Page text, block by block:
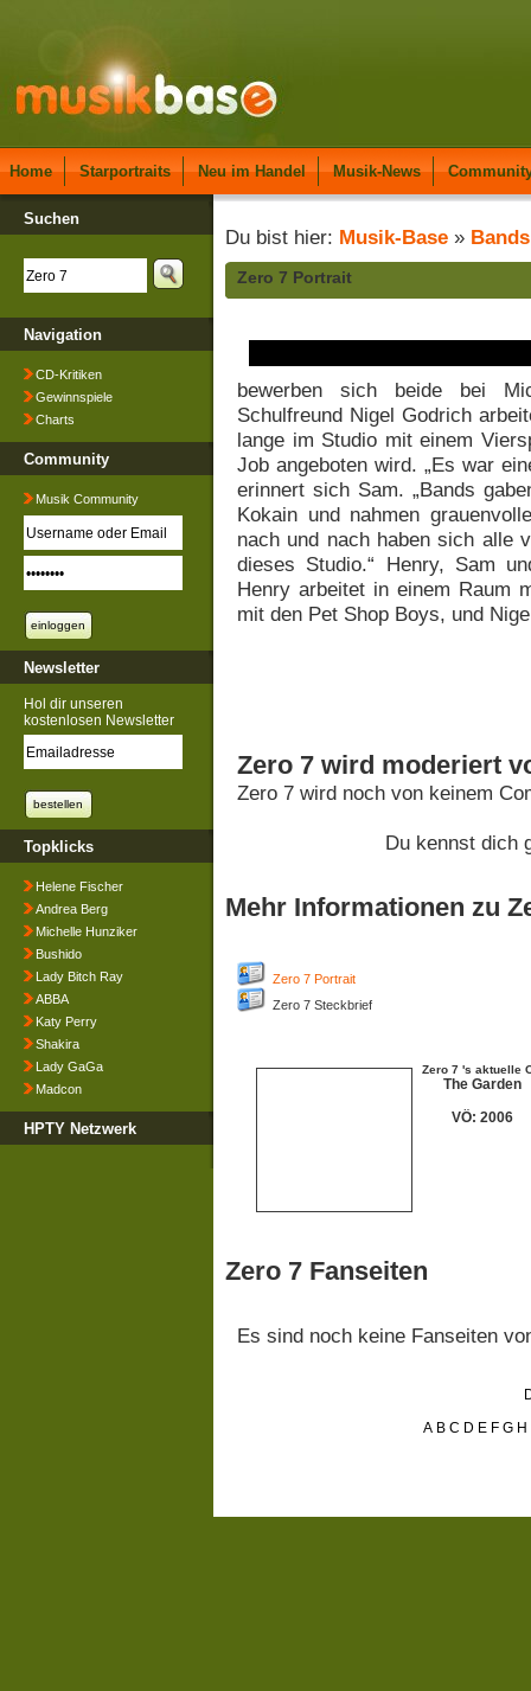
Home Starportraits Neu im Handel Musik-News
Suchen
Navigation
CD-Kritiken
Gewinnspiele
Charts
Community
Musik Community
Newsletter
Hol dir unseren
kostenlosen Newsletter
Topklicks
Helene Fischer
Andrea Berg
Michelle Hunziker
Bushido
Lady Bitch Ray
ABBA
Katy Perry
Shakira
Lady GaGa
Madcon
HPTY Netzwerk
Du bist hier: Musik-Base » Bands
Zero 7 Portrait
bewerben sich beide bei
Schulfreund Nigel Godrich
lange im Studio mit einem
Job angeboten wird. „Es war
erinnert sich Sam. „Bands
Kokain und nahmen
nach und nach haben sich alle
dieses Studio.“ Henry, Sam
Henry arbeitet in einem Raum
mit den Pet Shop Boys, und
Zero 7 wird moderiert
Zero 7 wird noch von keinem
Du kennst dich
Mehr Informationen zu
Zero 7 Portrait
Zero 7 Steckbrief
Zero 7 's aktuelle
The Garden
VÖ: 2006
Zero 7 Fanseiten
Es sind noch keine Fanseiten
A B C D E F G H